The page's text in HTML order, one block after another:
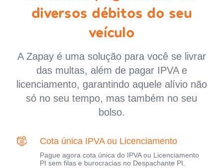
diversos débitos do seu
veículo
A Zapay é uma solução para você se livrar
das multas, além de pagar IPVA e
licenciamento, garantindo aquele alívio não
só no seu tempo, mas também no seu
bolso.
Cota única IPVA ou Licenciamento
Pague agora cota única do IPVA ou Licenciamento
PI sem filas e burocracias no Despachante PI.